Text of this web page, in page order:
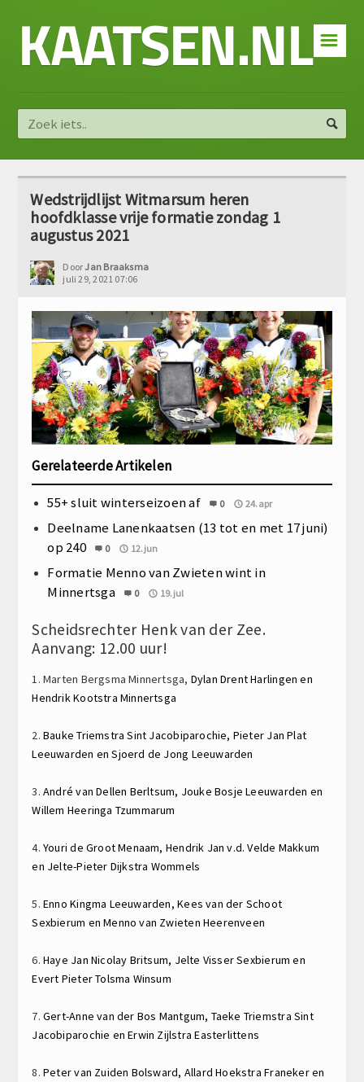
☰
KAATSEN.NL
Wedstrijdlijst Witmarsum heren
hoofdklasse vrije formatie zondag 1
augustus 2021
DoorJan Braaksma
juli 29, 2021 07:06
Gerelateerde Artikelen
55+ sluit winterseizoen af 0 24.apr
Deelname Lanenkaatsen (13 tot en met 17 juni)
op 240
0 12.jun
Formatie Menno van Zwieten wint in
Minnertsga
0 19.jul
Scheidsrechter Henk van der Zee.
Aanvang: 12.00 uur!
1. Marten Bergsma Minnertsga, Dylan DrentHarlingen en
Hendrik Kootstra Minnertsga
2.Bauke TriemstraSint Jacobiparochie, Pieter Jan Plat
Leeuwarden enSjoerd de Jong Leeuwarden
3.André van Dellen Berltsum, Jouke BosjeLeeuwarden en
Willem Heeringa Tzummarum
4.Youri de GrootMenaam, Hendrik Jan v.d. Velde Makkum
en Jelte-Pieter Dijkstra Wommels
5.Enno Kingma Leeuwarden,Kees van der Schoot
Sexbierum enMenno van Zwieten Heerenveen
6.Haye Jan Nicolay Britsum, Jelte VisserSexbierum en
Evert Pieter Tolsma Winsum
7.Gert-Anne van der Bos Mantgum, Taeke Triemstra Sint
Jacobiparochie enErwin ZijlstraEasterlittens
8.Peter van Zuiden Bolsward, Allard HoekstraFraneker en